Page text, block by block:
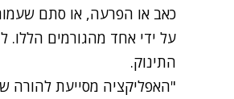
על ידי אחד מהגורמים
התינוק.
"האפליקציה מסייעת להורה